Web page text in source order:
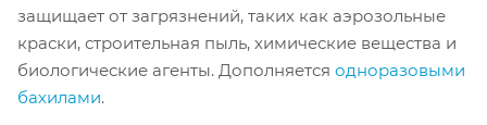
защищает от загрязнений, таких как аэрозольные
краски, строительная пыль, химические вещества и
биологические агенты. Дополняется одноразовыми
бахилами.